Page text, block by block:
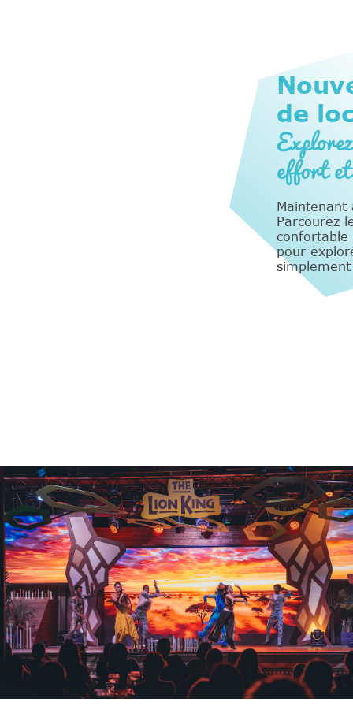
de
effort
Maintenant
Parcourez
confortable
pour